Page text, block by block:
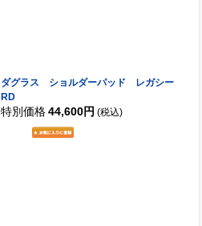
ダグラス ショルダーパッド レガシー
RD
特別価格 44,600円 (税込)